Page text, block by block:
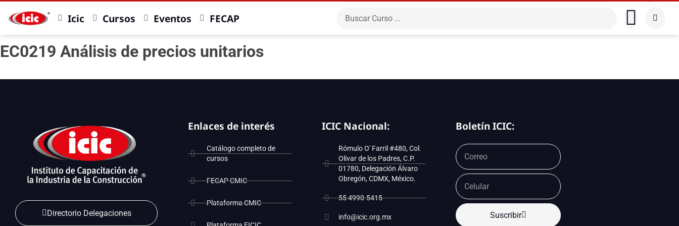
Icic Cursos Eventos FECAP
EC0219 Análisis de precios unitarios
Directorio Delegaciones
Enlaces de interés
Catálogo completo de
cursos
FECAP CMIC
Plataforma CMIC
ICIC Nacional:
Rómulo O' Farril #480, Col.
Olivar de los Padres, C.P.
01780, Delegación Álvaro
Obregón, CDMX, México.
55 4990-5415
info@icic.org.mx
Boletín ICIC:
Suscribir